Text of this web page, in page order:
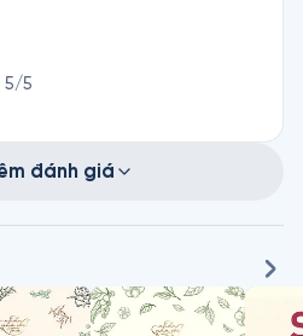
5/5
đánh giá